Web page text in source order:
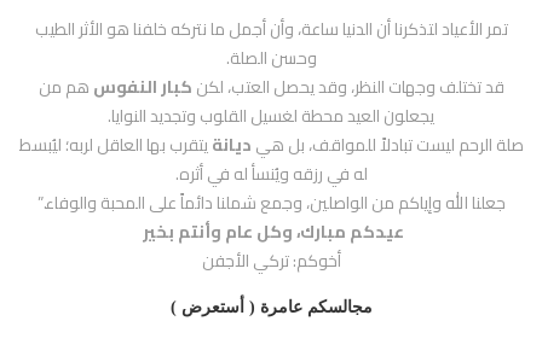
تمر الأعياد لتذكرنا أن الدنيا ساعة، وأن أجمل ما نتركه خلفنا هو الأثر الطيب
وحسن الصلة.
قد تختلف وجهات النظر، وقد يحصل العتب، لكنكبار النفوسهم من
يجعلون العيد محطة لغسيل القلوب وتجديد النوايا.
صلة الرحم ليست تبادلاً للمواقف، بل هيديانةيتقرب بها العاقل لربه؛ ليُبسط
له في رزقه ويُنسأ له في أثره.
جعلنا الله وإياكم من الواصلين، وجمع شملنا دائماً على المحبة والوفاء.”
عيدكم مبارك، وكل عام وأنتم بخير
أخوكم: تركي الأجفن
مجالسكم عامرة ( أستعرض )